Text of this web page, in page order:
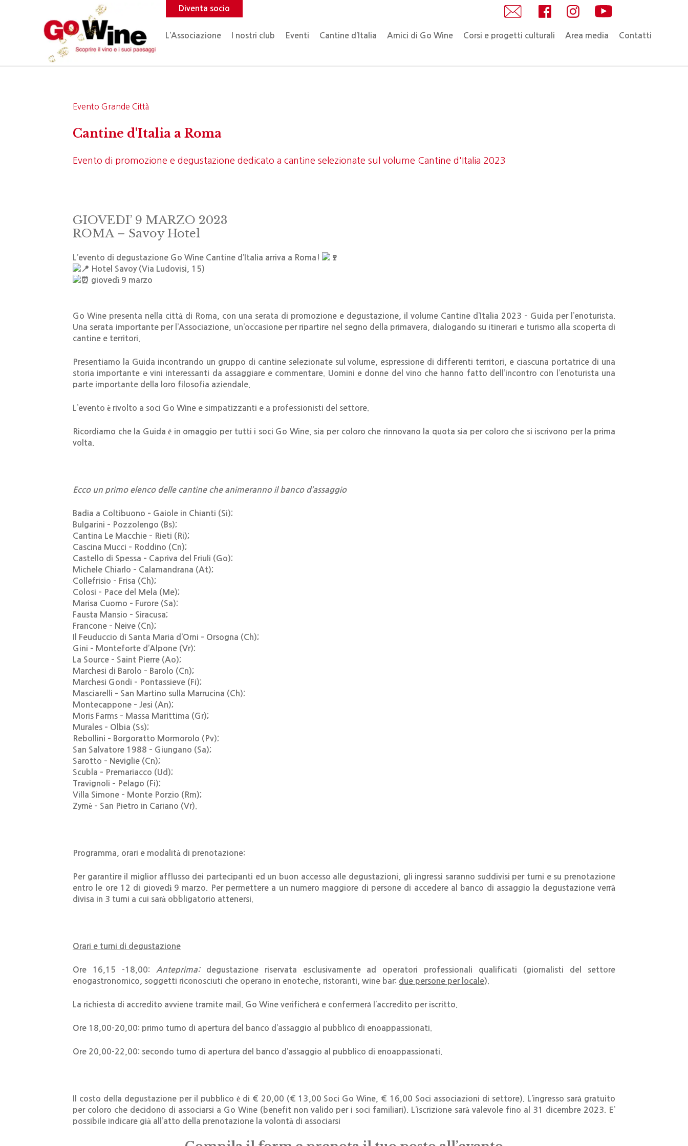
Diventa socio
L’Associazione I nostri club Eventi Cantine d’Italia Amici di Go Wine Corsi e progetti culturali Area media Contatti
Evento Grande Città
Cantine d'Italia a Roma
Evento di promozione e degustazione dedicato a cantine selezionate sul volume Cantine d'Italia 2023
GIOVEDI’ 9 MARZO 2023
ROMA – Savoy Hotel
L’evento di degustazione Go Wine Cantine d’Italia arriva a Roma!
Hotel Savoy (Via Ludovisi, 15)
giovedì 9 marzo
Go Wine presenta nella città di Roma, con una serata di promozione e degustazione, il volume Cantine d’Italia 2023 – Guida per l’enoturista.
Una serata importante per l’Associazione, un’occasione per ripartire nel segno della primavera, dialogando su itinerari e turismo alla scoperta di
cantine e territori.
Presentiamo la Guida incontrando un gruppo di cantine selezionate sul volume, espressione di differenti territori, e ciascuna portatrice di una
storia importante e vini interessanti da assaggiare e commentare. Uomini e donne del vino che hanno fatto dell’incontro con l’enoturista una
parte importante della loro filosofia aziendale.
L’evento è rivolto a soci Go Wine e simpatizzanti e a professionisti del settore.
Ricordiamo che la Guida è in omaggio per tutti i soci Go Wine, sia per coloro che rinnovano la quota sia per coloro che si iscrivono per la prima
volta.
Ecco un primo elenco delle cantine che animeranno il banco d’assaggio
Badia a Coltibuono – Gaiole in Chianti (Si);
Bulgarini – Pozzolengo (Bs);
Cantina Le Macchie – Rieti (Ri);
Cascina Mucci – Roddino (Cn);
Castello di Spessa – Capriva del Friuli (Go);
Michele Chiarlo – Calamandrana (At);
Collefrisio – Frisa (Ch);
Colosi – Pace del Mela (Me);
Marisa Cuomo – Furore (Sa);
Fausta Mansio – Siracusa;
Francone – Neive (Cn);
Il Feuduccio di Santa Maria d’Orni – Orsogna (Ch);
Gini – Monteforte d’Alpone (Vr);
La Source – Saint Pierre (Ao);
Marchesi di Barolo – Barolo (Cn);
Marchesi Gondi – Pontassieve (Fi);
Masciarelli – San Martino sulla Marrucina (Ch);
Montecappone – Jesi (An);
Moris Farms – Massa Marittima (Gr);
Murales – Olbia (Ss);
Rebollini – Borgoratto Mormorolo (Pv);
San Salvatore 1988 – Giungano (Sa);
Sarotto – Neviglie (Cn);
Scubla – Premariacco (Ud);
Travignoli – Pelago (Fi);
Villa Simone – Monte Porzio (Rm);
Zymè – San Pietro in Cariano (Vr).
Programma, orari e modalità di prenotazione:
Per garantire il miglior afflusso dei partecipanti ed un buon accesso alle degustazioni, gli ingressi saranno suddivisi per turni e su prenotazione
entro le ore 12 di giovedì 9 marzo . Per permettere a un numero maggiore di persone di accedere al banco di assaggio
la degustazione verrà
divisa in 3 turni a cui sarà obbligatorio attenersi.
Orari e turni di degustazione
Ore 16,15 -18,00: Anteprima:degustazione riservata esclusivamente ad operatori professionali qualificati (giornalisti del settore
enogastronomico, soggetti riconosciuti che operano in enoteche, ristoranti, wine bar: due persone per locale).
La richiesta di accredito avviene tramite mail. Go Wine verificherà e confermerà l’accredito per iscritto.
Ore 18,00-20,00: primo turno di apertura del banco d’assaggio al pubblico di enoappassionati.
Ore 20,00-22,00: secondo turno di apertura del banco d’assaggio al pubblico di enoappassionati.
Il costo della degustazioneper il pubblico è di € 20,00 (€ 13,00 Soci Go Wine, € 16,00 Soci associazioni di settore).
L’ingresso sarà gratuito
per coloro che decidono di associarsi a Go Wine ( benefit non valido per i soci familiari). L’iscrizione sarà valevole fino al 31 dicembre 2023. E’
possibile indicare già all’atto della prenotazione la volontà di associarsi